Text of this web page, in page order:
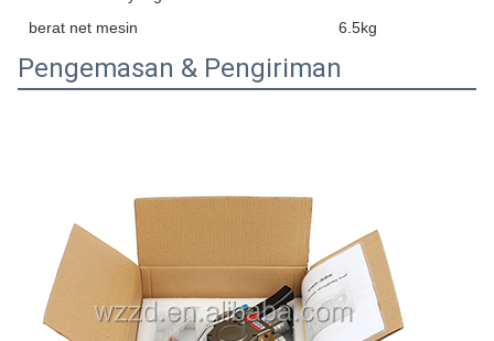
berat net mesin
6.5kg
Pengemasan & Pengiriman